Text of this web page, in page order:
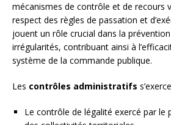
mécanismes de contrôle et de recours
respect des règles de passation et
jouent un rôle crucial dans la
irrégularités, contribuant ainsi à
système de la commande publique.
Les contrôles administratifs
Le contrôle de légalité exercé par le